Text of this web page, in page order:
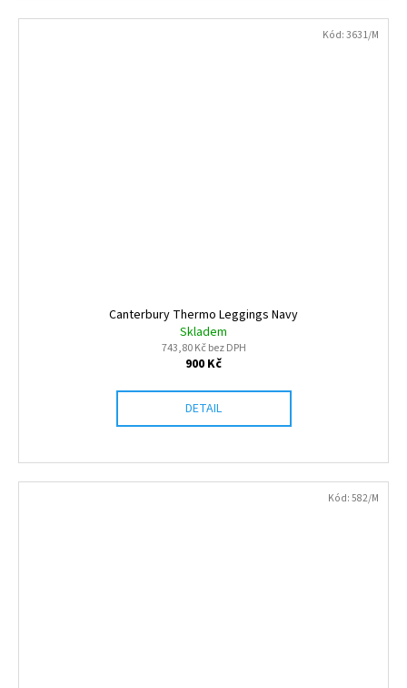
Canterbury Thermo Leggings Navy
Skladem
743,80 Kč bez DPH
900 Kč
DETAIL
Kód:3631/M
Kód:582/M